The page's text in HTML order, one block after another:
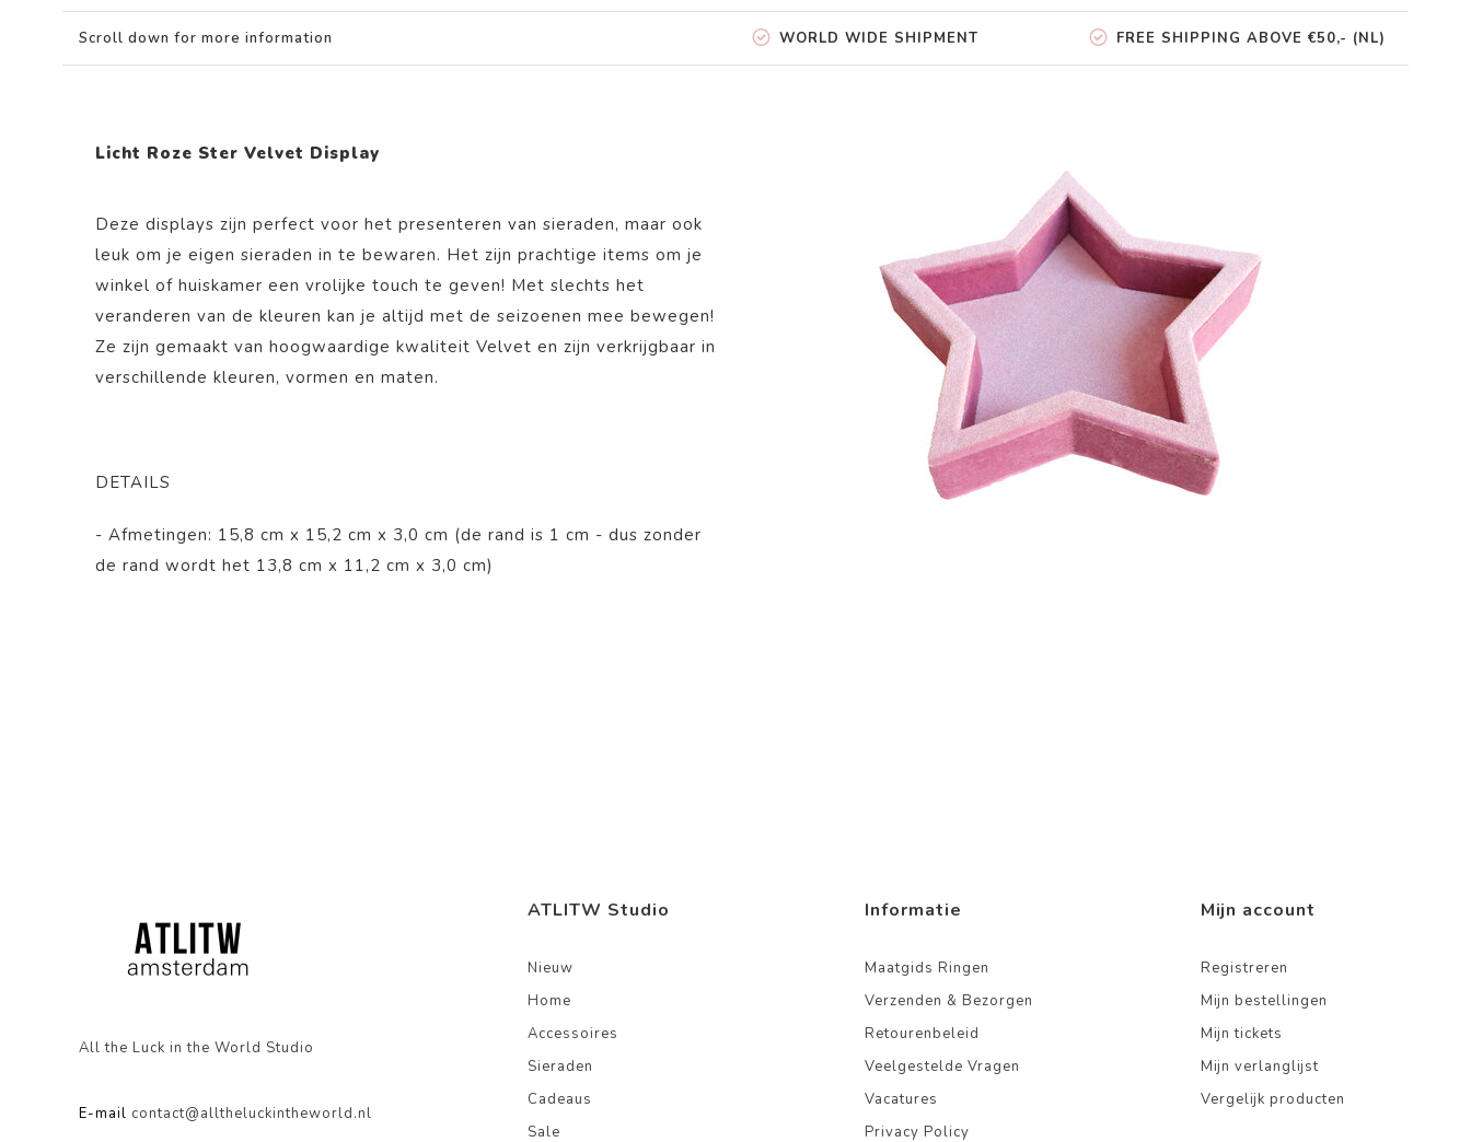
Scroll down for more information WORLD WIDE SHIPMENT FREE SHIPPING ABOVE €50,- (NL)
Licht Roze Ster Velvet Display
Deze displays zijn perfect voor het presenteren van sieraden, maar ook
leuk om je eigen sieraden in te bewaren. Het zijn prachtige items om je
winkel of huiskamer een vrolijke touch te geven! Met slechts het
veranderen van de kleuren kan je altijd met de seizoenen mee bewegen!
Ze zijn gemaakt van hoogwaardige kwaliteit Velvet en zijn verkrijgbaar in
verschillende kleuren, vormen en maten.
DETAILS
- Afmetingen: 15,8 cm x 15,2 cm x 3,0 cm (de rand is 1 cm - dus zonder
de rand wordt het 13,8 cm x 11,2 cm x 3,0 cm)
All the Luck in the World Studio
E-mail contact@alltheluckintheworld.nl
ATLITW Studio
Nieuw
Home
Accessoires
Sieraden
Cadeaus
Sale
Informatie
Maatgids Ringen
Verzenden & Bezorgen
Retourenbeleid
Veelgestelde Vragen
Vacatures
Privacy Policy
Mijn account
Registreren
Mijn bestellingen
Mijn tickets
Mijn verlanglijst
Vergelijk producten